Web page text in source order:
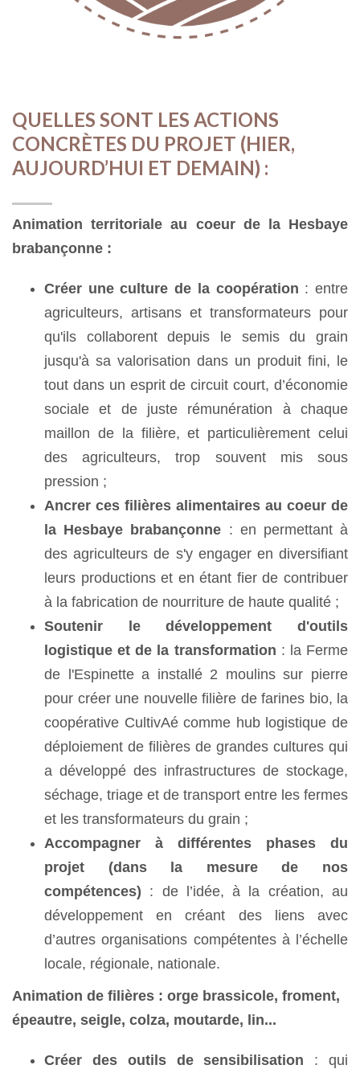
QUELLES SONT LES ACTIONS
CONCRÈTES DU PROJET (HIER,
AUJOURD’HUI ET DEMAIN) :
Animation territoriale au coeur de la Hesbaye
brabançonne :
Créer une culture de la coopération : entre
agriculteurs, artisans et transformateurs pour
qu'ils collaborent depuis le semis du grain
jusqu'à sa valorisation dans un produit fini, le
tout dans un esprit de circuit court, d’économie
sociale et de juste rémunération à chaque
maillon de la filière, et particulièrement celui
des agriculteurs, trop souvent mis sous
pression ;
Ancrer ces filières alimentaires au coeur de
la Hesbaye brabançonne : en permettant à
des agriculteurs de s'y engager en diversifiant
leurs productions et en étant fier de contribuer
à la fabrication de nourriture de haute qualité ;
Soutenir le développement d'outils
logistique et de la transformation : la Ferme
de l'Espinette a installé 2 moulins sur pierre
pour créer une nouvelle filière de farines bio, la
coopérative CultivAé comme hub logistique de
déploiement de filières de grandes cultures qui
a développé des infrastructures de stockage,
séchage, triage et de transport entre les fermes
et les transformateurs du grain ;
Accompagner à différentes phases du
projet (dans la mesure de nos
compétences) : de l’idée, à la création, au
développement en créant des liens avec
d’autres organisations compétentes à l’échelle
locale, régionale, nationale.
Animation de filières : orge brassicole, froment,
épeautre, seigle, colza, moutarde, lin...
Créer des outils de sensibilisation : qui